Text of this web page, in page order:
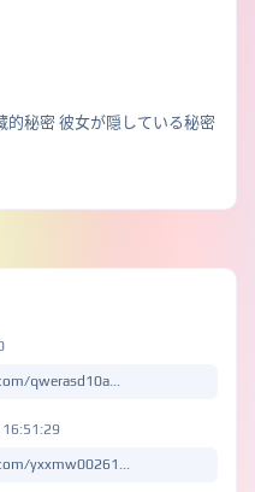
的秘密 彼女が隠している秘密
qwerasd10a...
yxxmw00261...